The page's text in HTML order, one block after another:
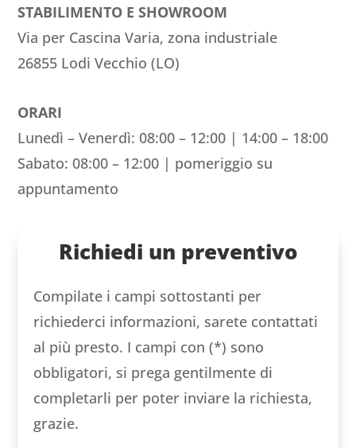
STABILIMENTO E SHOWROOM
Via per Cascina Varia, zona industriale
26855 Lodi Vecchio (LO)
ORARI
Lunedì – Venerdì: 08:00 – 12:00 | 14:00 – 18:00
Sabato: 08:00 – 12:00 | pomeriggio su
appuntamento
Richiedi un preventivo
Compilate i campi sottostanti per
richiederci informazioni, sarete contattati
al più presto. I campi con (*) sono
obbligatori, si prega gentilmente di
completarli per poter inviare la richiesta,
grazie.